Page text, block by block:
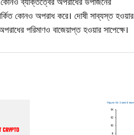
কোনও অপরাধ করে। দোষী সাব্যস্ত হওয়ার
পরিমাণও বাজেয়াপ্ত হওয়ার সাপেক্ষে।